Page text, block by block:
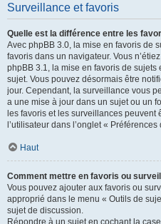
Surveillance et favoris
Quelle est la différence entre les
Avec phpBB 3.0, la mise en favoris de
favoris dans un navigateur. Vous
phpBB 3.1, la mise en favoris de sujets
sujet. Vous pouvez désormais être
jour. Cependant, la surveillance vous
a une mise à jour dans un sujet ou un
les favoris et les surveillances
l’utilisateur dans l’onglet « Préférences
Haut
Comment mettre en favoris ou
Vous pouvez ajouter aux favoris ou
approprié dans le menu « Outils de
sujet de discussion.
Répondre à un sujet en cochant la